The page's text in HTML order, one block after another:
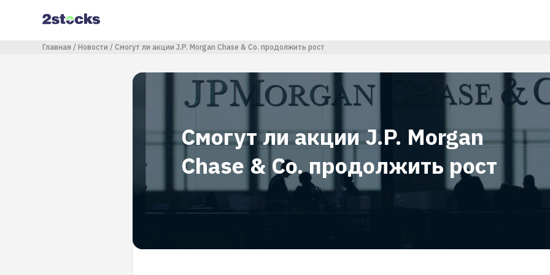
содержанию
Строка навигации
Главная Новости Смогут ли акции J.P. Morgan Chase & Co. продолжить рост
Смогут ли акции J.P. Morgan
Chase & Co. продолжить рост